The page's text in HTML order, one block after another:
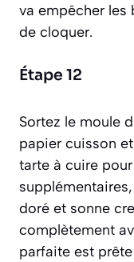
va empêcher les
de cloquer.
Étape 12
Sortez le moule
papier cuisson
tarte à cuire
doré et sonne
complètement
parfaite est